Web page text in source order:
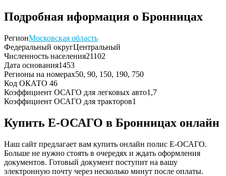
Подробная иформация о Бронницах
РегионМосковская область
Федеральный округЦентральный
Численность населения21102
Дата основания1453
Регионы на номерах50, 90, 150, 190, 750
Код ОКАТО 46
Коэффициент ОСАГО для легковых авто1,7
Коэффициент ОСАГО для тракторов1
Купить Е-ОСАГО в Бронницах онлайн
Наш сайт предлагает вам купить онлайн полис Е-ОСАГО.
Больше не нужно стоять в очередях и ждать оформления
документов. Готовый документ поступит на вашу
электронную почту через несколько минут после оплаты.